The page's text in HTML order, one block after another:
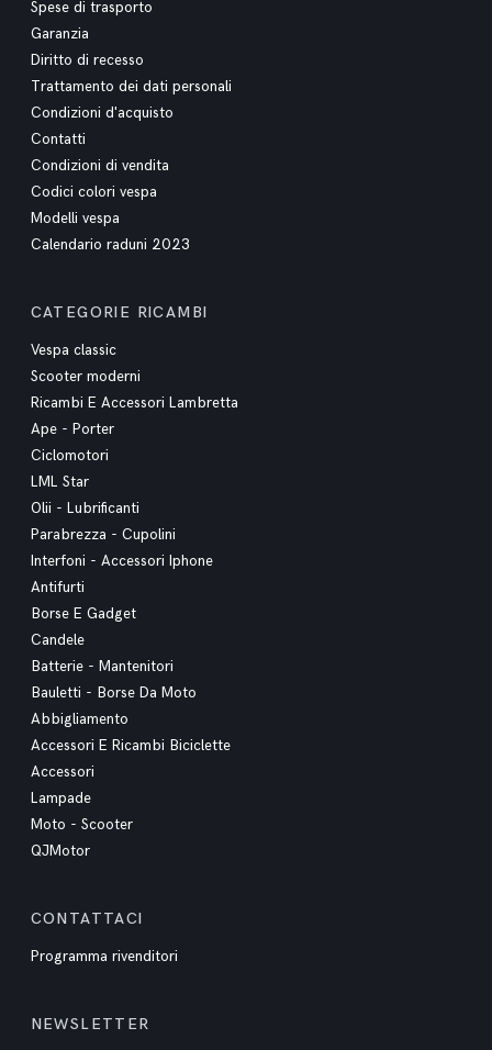
Spese di trasporto
Garanzia
Diritto di recesso
Trattamento dei dati personali
Condizioni d'acquisto
Contatti
Condizioni di vendita
Codici colori vespa
Modelli vespa
Calendario raduni 2023
CATEGORIE RICAMBI
Vespa classic
Scooter moderni
Ricambi E Accessori Lambretta
Ape - Porter
Ciclomotori
LML Star
Olii - Lubrificanti
Parabrezza - Cupolini
Interfoni - Accessori Iphone
Antifurti
Borse E Gadget
Candele
Batterie - Mantenitori
Bauletti - Borse Da Moto
Abbigliamento
Accessori E Ricambi Biciclette
Accessori
Lampade
Moto - Scooter
QJMotor
CONTATTACI
Programma rivenditori
NEWSLETTER